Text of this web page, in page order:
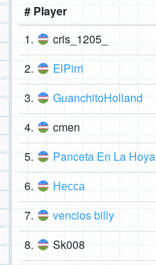
# Player
1.
cris_1205_
2. ElPirri
3. GuanchitoHolland
4. cmen
5. Panceta En La Hoya
6. Несса
7. vencios billy
8. Sk008